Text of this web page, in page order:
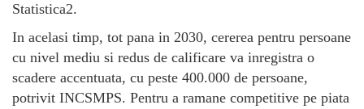
Statistica2.
In acelasi timp, tot pana in 2030, cererea pentru persoane
cu nivel mediu si redus de calificare va inregistra o
scadere accentuata, cu peste 400.000 de persoane,
potrivit INCSMPS. Pentru a ramane competitive pe piata